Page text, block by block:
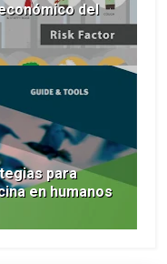
del
para
en humanos